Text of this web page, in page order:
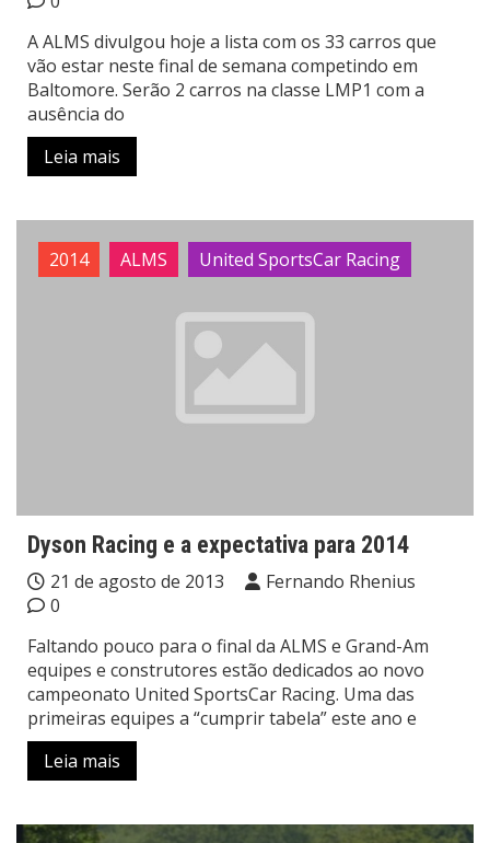
A ALMS divulgou hoje a lista com os 33 carros que
vão estar neste final de semana competindo em
Baltomore. Serão 2 carros na classe LMP1 com a
ausência do
Leia mais
2014 ALMS United SportsCar Racing
Dyson Racing e a expectativa para 2014
21 de agosto de 2013
Fernando Rhenius
0
Faltando pouco para o final da ALMS e Grand-Am
equipes e construtores estão dedicados ao novo
campeonato United SportsCar Racing. Uma das
primeiras equipes a “cumprir tabela” este ano e
Leia mais